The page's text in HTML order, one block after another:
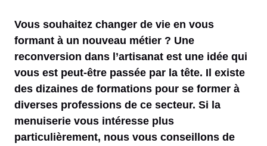
Vous souhaitez changer de vie en vous
formant à un nouveau métier ? Une
reconversion dans l’artisanat est une idée qui
vous est peut-être passée par la tête. Il existe
des dizaines de formations pour se former à
diverses professions de ce secteur. Si la
menuiserie vous intéresse plus
particulièrement, nous vous conseillons de